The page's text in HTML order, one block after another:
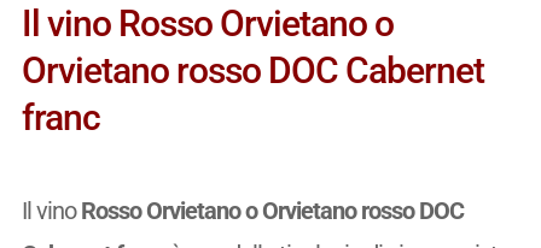
Il vino Rosso Orvietano o
Orvietano rosso DOC Cabernet
franc
Il vinoRosso Orvietano o Orvietano rosso DOC